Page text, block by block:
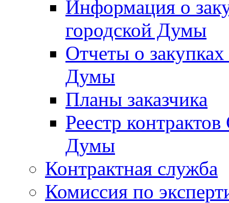
Информация о
городской Думы
Отчеты о
Думы
Планы заказчика
Реестр
Думы
Контрактная служба
Комиссия по